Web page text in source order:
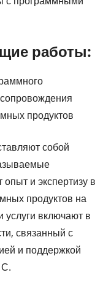
работы:
продуктов
собой
и экспертизу в
продуктов на
включают в
связанный с
и поддержкой